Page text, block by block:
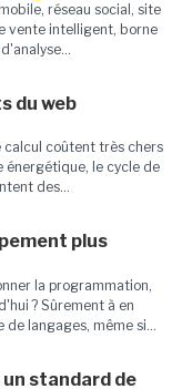
réseau social, site
vente intelligent, borne
du web
calcul coûtent très chers
énergétique, le cycle de
des...
plus
la programmation,
? Sûrement à en
langages, même si...
standard de